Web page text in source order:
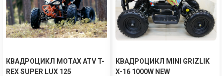
КВАДРОЦИКЛ MOTAX ATV T-
REX SUPER LUX 125
КВАДРОЦИКЛ MINI GRIZLIK
X-16 1000W NEW